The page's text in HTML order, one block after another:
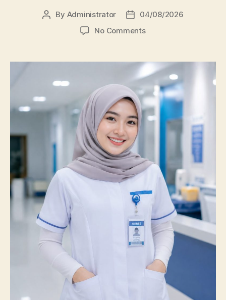
Post
By Administrator
Post04/08/2026
No Commentson
Unissula
Catatkan
Prestasi
Membanggakan,
100%
Mahasiswanya
Kompetensi
Nasional